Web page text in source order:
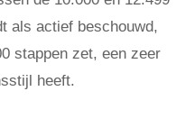
als actief beschouwd,
stappen zet, een zeer
heeft.